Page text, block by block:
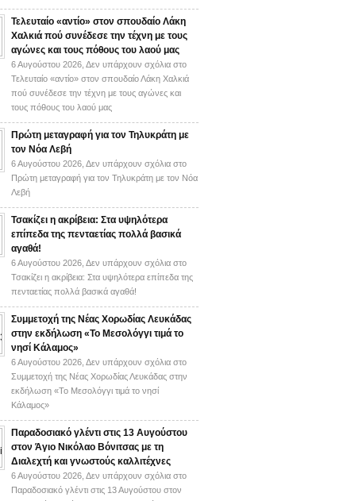
Τελευταίο «αντίο» στον σπουδαίο Λάκη
Χαλκιά πού συνέδεσε την τέχνη με τους
αγώνες και τους πόθους του λαού μας
6 Αυγούστου 2026, Δεν υπάρχουν σχόλια στο
Τελευταίο «αντίο» στον σπουδαίο Λάκη Χαλκιά
πού συνέδεσε την τέχνη με τους αγώνες και
τους πόθους του λαού μας
Πρώτη μεταγραφή για τον Τηλυκράτη με
τον Νόα Λεβή
6 Αυγούστου 2026, Δεν υπάρχουν σχόλια στο
Πρώτη μεταγραφή για τον Τηλυκράτη με τον Νόα
Λεβή
Τσακίζει η ακρίβεια: Στα υψηλότερα
επίπεδα της πενταετίας πολλά βασικά
αγαθά!
6 Αυγούστου 2026, Δεν υπάρχουν σχόλια στο
Τσακίζει η ακρίβεια: Στα υψηλότερα επίπεδα της
πενταετίας πολλά βασικά αγαθά!
Συμμετοχή της Νέας Χορωδίας Λευκάδας
στην εκδήλωση «Το Μεσολόγγι τιμά το
νησί Κάλαμος»
6 Αυγούστου 2026, Δεν υπάρχουν σχόλια στο
Συμμετοχή της Νέας Χορωδίας Λευκάδας στην
εκδήλωση «Το Μεσολόγγι τιμά το νησί
Κάλαμος»
Παραδοσιακό γλέντι στις 13 Αυγούστου
στον Άγιο Νικόλαο Βόνιτσας με τη
Διαλεχτή και γνωστούς καλλιτέχνες
6 Αυγούστου 2026, Δεν υπάρχουν σχόλια στο
Παραδοσιακό γλέντι στις 13 Αυγούστου στον